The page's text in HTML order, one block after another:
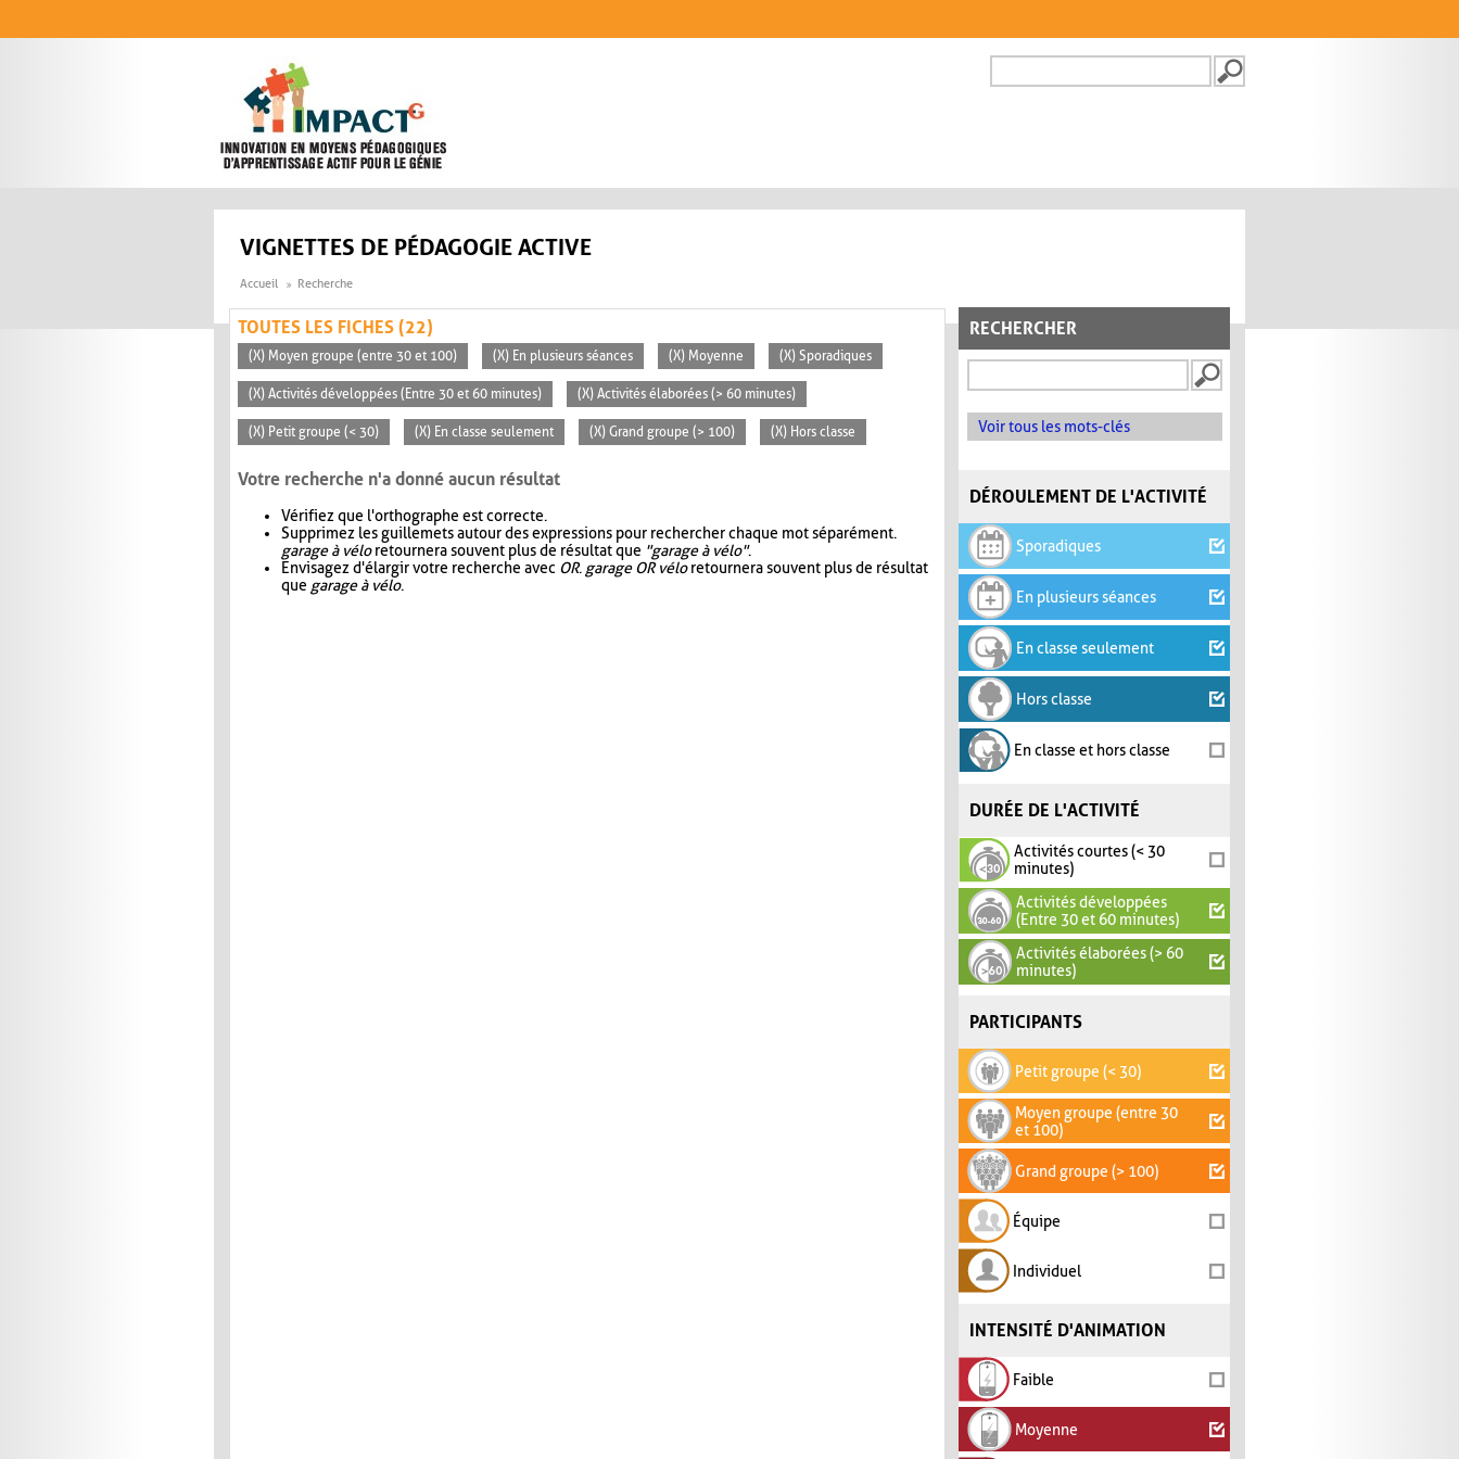
FORMULAIRE DE
VIGNETTES DE PÉDAGOGIE ACTIVE
Accueil Recherche
RECHERCHER
Voir tous les mots-clés
DÉROULEMENT DE L'ACTIVITÉ
Sporadiques
En plusieurs séances
En classe seulement
Hors classe
En classe et hors classe
DURÉE DE L'ACTIVITÉ
Activités courtes (< 30
minutes)
Activités développées
(Entre 30 et 60 minutes)
Activités élaborées (> 60
minutes)
PARTICIPANTS
Petit groupe (< 30)
Moyen groupe (entre 30
et 100)
Grand groupe (> 100)
Équipe
Individuel
INTENSITÉ D'ANIMATION
Faible
Moyenne
TOUTES LES FICHES (22)
(X) Moyen groupe (entre 30 et 100) (X) En plusieurs séances (X) Moyenne (X) Sporadiques
(X) Activités développées (Entre 30 et 60 minutes) (X) Activités élaborées (> 60 minutes)
(X) Petit groupe (< 30) (X) En classe seulement (X) Grand groupe (> 100) (X) Hors classe
Votre recherche n'a donné aucun résultat
Vérifiez que l'orthographe est correcte.
Supprimez les guillemets autour des expressions pour rechercher chaque mot séparément.
garage à véloretournera souvent plus de résultat que "garage à vélo".
Envisagez d'élargir votre recherche avec OR. garage OR véloretournera souvent plus de résultat
que garage à vélo.